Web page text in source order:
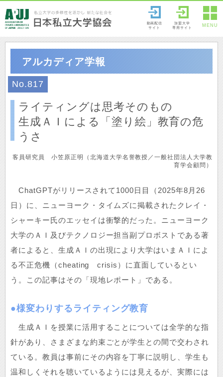
動画配信
サイト
加盟大学
専用サイト
MENU
アルカディア学報
No.817
ライティングは思考そのもの
生成ＡＩによる「塗り絵」教育の危
うさ
客員研究員 小笠原正明（北海道大学名誉教授／一般社団法人大学教
育学会顧問）
ChatGPTがリリースされて1000日目（2025年8月26
日）に、ニューヨーク・タイムズに掲載されたクレイ・
シャーキー氏のエッセイは衝撃的だった。ニューヨーク
大学のＡＩ及びテクノロジー担当副プロボストである著
者によると、生成ＡＩの出現により大学はいまＡＩによ
る不正危機（cheating crisis）に直面しているとい
う。この記事はその「現地レポート」である。
●様変わりするライティング教育
生成ＡＩを授業に活用することについては全学的な指
針があり、さまざまな約束ごとが学生との間で交わされ
ている。教員は事前にその内容を丁寧に説明し、学生も
温和しくそれを聴いているようには見えるが、実際には